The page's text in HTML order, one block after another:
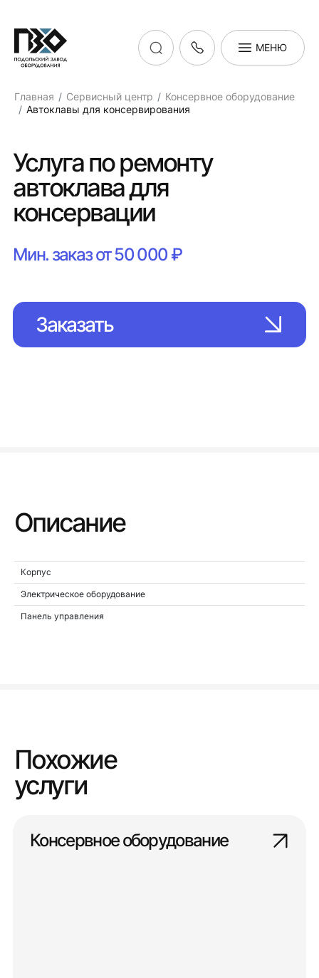
МЕНЮ
Главная Сервисный центр
Консервное оборудование
Автоклавы для консервирования
Услуга по ремонту
автоклава для
консервации
Мин. заказ от 50 000 ₽
Заказать
Описание
Корпус
Электрическое оборудование
Панель управления
Похожие
услуги
Консервное оборудование